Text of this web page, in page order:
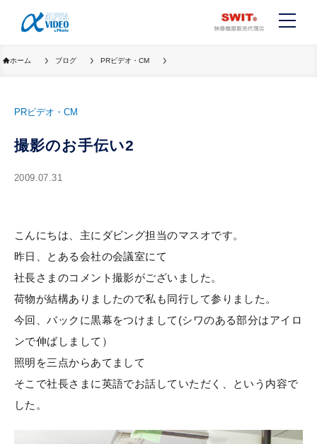
ホーム ブログ PRビデオ・CM
PRビデオ・CM
撮影のお手伝い2
2009.07.31
こんにちは、主にダビング担当のマスオです。
昨日、とある会社の会議室にて
社長さまのコメント撮影がございました。
荷物が結構ありましたので私も同行して参りました。
今回、バックに黒幕をつけまして(シワのある部分はアイロ
ンで伸ばしまして）
照明を三点からあてまして
そこで社長さまに英語でお話していただく、という内容で
した。